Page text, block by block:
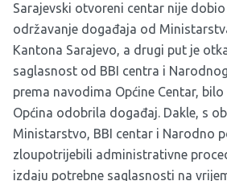
Sarajevski otvoreni centar nije
održavanje događaja od
Kantona Sarajevo, a drugi put je
saglasnost od BBI centra i
prema navodima Općine Centar,
Općina odobrila događaj. Dakle, s
Ministarstvo, BBI centar i Narodno
zloupotrijebili administrativne
izdaju potrebne saglasnosti na